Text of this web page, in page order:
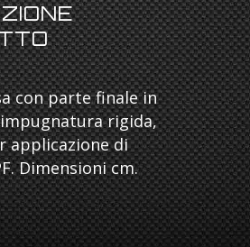
con parte finale in
rigida,
applicazione di
Dimensioni cm.